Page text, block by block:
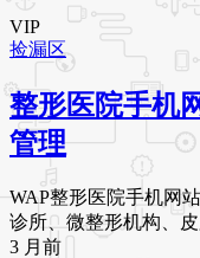
VIP
捡漏区
整形医院手机
管理
WAP整形医院手机网
诊所、微整形机构、
3 月前